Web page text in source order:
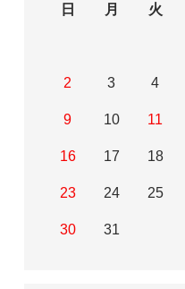
日
月 火
2 3 4
9 10 11
16 17 18
23 24 25
30 31